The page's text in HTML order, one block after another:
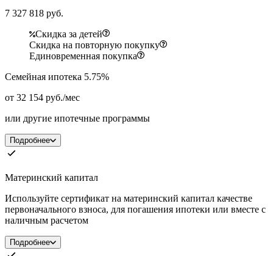
7 327 818 руб.
Скидка за детей
Скидка на повторную покупку
Единовременная покупка
Семейная ипотека 5.75%
от 32 154 руб./мес
или другие ипотечные программы
Подробнее
Материнский капитал
Используйте сертификат на материнский капитал качестве
первоначального взноса, для погашения ипотеки или вместе с
наличным расчетом
Подробнее